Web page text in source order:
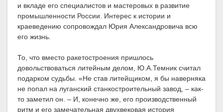
и вкладе его специалистов и мастеровых в развитие
промышленности России. Интерес к истории и
краеведению сопровождал Юрия Александровича всю
его жизнь.
То, что вместо ракетостроения пришлось
довольствоваться литейным делом, Ю.А.Темник считал
подарком судьбы. «Не став литейщиком, я бы наверняка
не попал на луганский станкостроительный завод, – как-
то заметил он. – И, конечно же, его производственный
ритм и его замечательная двухвековая история